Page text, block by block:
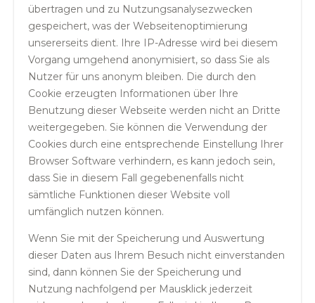
übertragen und zu Nutzungsanalysezwecken
gespeichert, was der Webseitenoptimierung
unsererseits dient. Ihre IP-Adresse wird bei diesem
Vorgang umgehend anonymisiert, so dass Sie als
Nutzer für uns anonym bleiben. Die durch den
Cookie erzeugten Informationen über Ihre
Benutzung dieser Webseite werden nicht an Dritte
weitergegeben. Sie können die Verwendung der
Cookies durch eine entsprechende Einstellung Ihrer
Browser Software verhindern, es kann jedoch sein,
dass Sie in diesem Fall gegebenenfalls nicht
sämtliche Funktionen dieser Website voll
umfänglich nutzen können.
Wenn Sie mit der Speicherung und Auswertung
dieser Daten aus Ihrem Besuch nicht einverstanden
sind, dann können Sie der Speicherung und
Nutzung nachfolgend per Mausklick jederzeit